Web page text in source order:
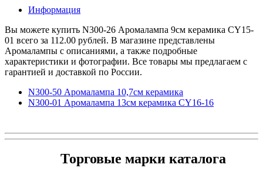
Информация
Вы можете купить N300-26 Аромалампа 9см керамика CY15-
01 всего за 112.00 рублей. В магазине представлены
Аромалампы с описаниями, а также подробные
характеристики и фотографии. Все товары мы предлагаем с
гарантией и доставкой по России.
N300-50 Аромалампа 10,7см керамика
N300-01 Аромалампа 13см керамика CY16-16
Торговые марки каталога